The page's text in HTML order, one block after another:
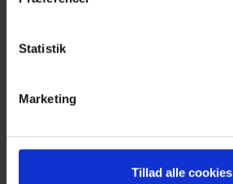
her.
Statistik
Marketing
Tillad alle cookies
Kontakt